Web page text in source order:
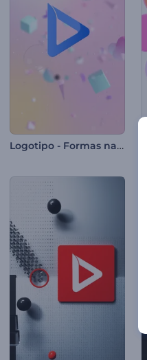
Logotipo - Formas na Gravidade Zero